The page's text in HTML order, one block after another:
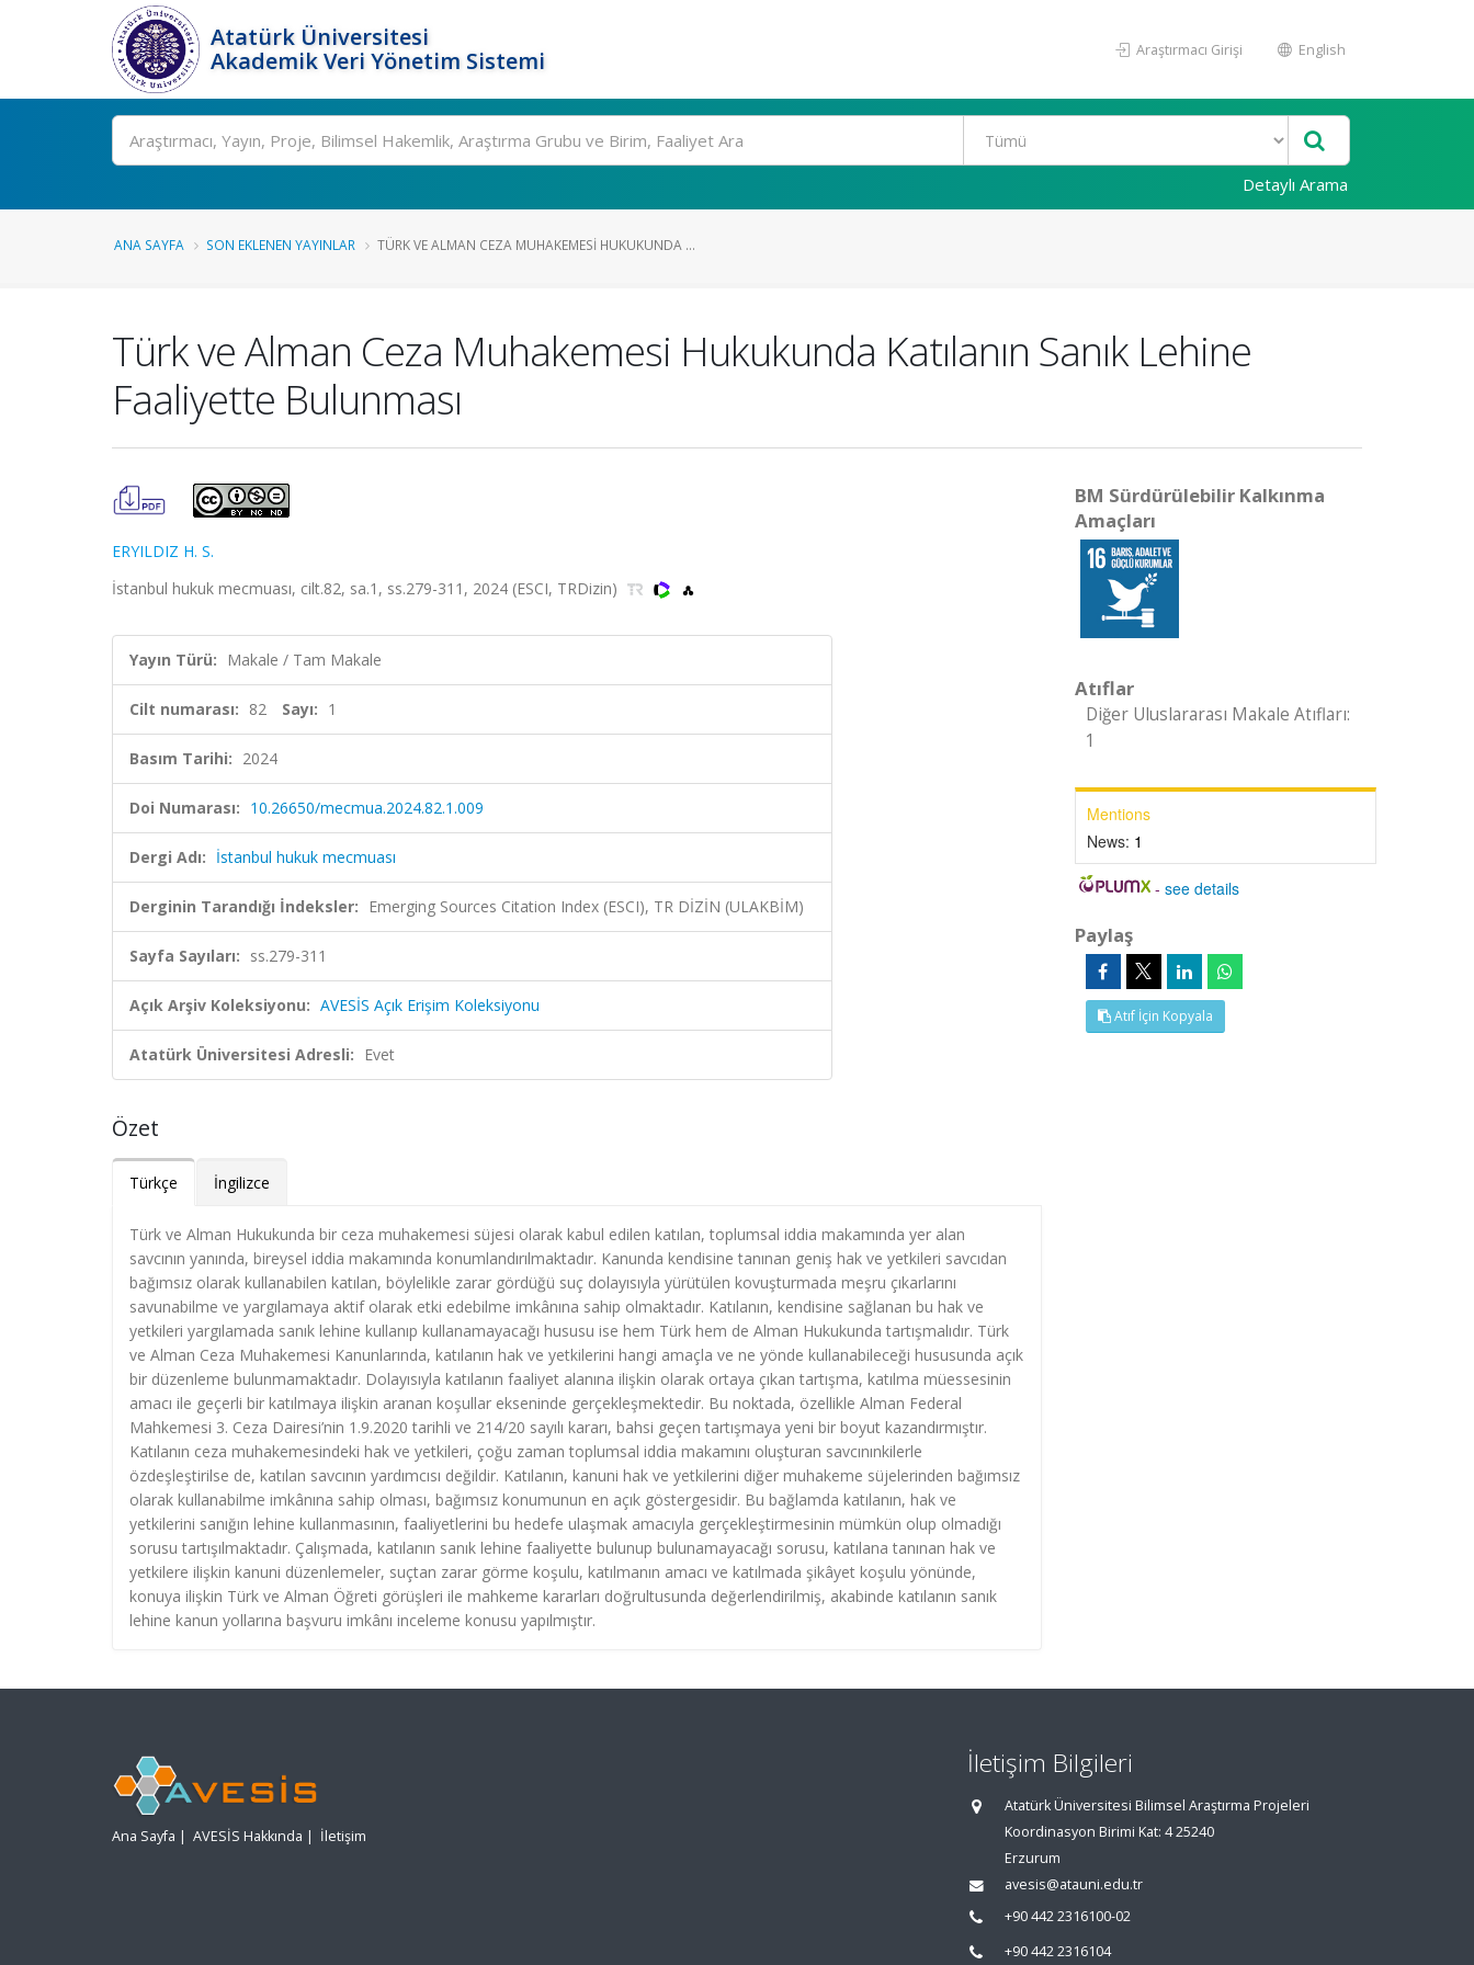
Atatürk Üniversitesi
Akademik Veri Yönetim Sistemi
Araştırmacı Girişi English
Ara
Detaylı Arama
ANA SAYFA SON EKLENEN YAYINLAR TÜRK VE ALMAN CEZA MUHAKEMESI HUKUKUNDA ...
Türk ve Alman Ceza Muhakemesi Hukukunda Katılanın Sanık Lehine
Faaliyette Bulunması
ERYILDIZ H. S.
İstanbul hukuk mecmuası, cilt.82, sa.1, ss.279-311, 2024 (ESCI, TRDizin)
Yayın Türü: Makale / Tam Makale
Cilt numarası: 82 Sayı: 1
Basım Tarihi: 2024
Doi Numarası: 10.26650/mecmua.2024.82.1.009
Dergi Adı: İstanbul hukuk mecmuası
Derginin Tarandığı İndeksler: Emerging Sources Citation Index (ESCI), TR DİZİN (ULAKBİM)
Sayfa Sayıları: ss.279-311
Açık Arşiv Koleksiyonu: AVESİS Açık Erişim Koleksiyonu
Atatürk Üniversitesi Adresli: Evet
Özet
Türkçe İngilizce
Türk ve Alman Hukukunda bir ceza muhakemesi süjesi olarak kabul edilen katılan, toplumsal iddia makamında yer alan
savcının yanında, bireysel iddia makamında konumlandırılmaktadır. Kanunda kendisine tanınan geniş hak ve yetkileri savcıdan
bağımsız olarak kullanabilen katılan, böylelikle zarar gördüğü suç dolayısıyla yürütülen kovuşturmada meşru çıkarlarını
savunabilme ve yargılamaya aktif olarak etki edebilme imkânına sahip olmaktadır. Katılanın, kendisine sağlanan bu hak ve
yetkileri yargılamada sanık lehine kullanıp kullanamayacağı hususu ise hem Türk hem de Alman Hukukunda tartışmalıdır. Türk
ve Alman Ceza Muhakemesi Kanunlarında, katılanın hak ve yetkilerini hangi amaçla ve ne yönde kullanabileceği hususunda açık
bir düzenleme bulunmamaktadır. Dolayısıyla katılanın faaliyet alanına ilişkin olarak ortaya çıkan tartışma, katılma müessesinin
amacı ile geçerli bir katılmaya ilişkin aranan koşullar ekseninde gerçekleşmektedir. Bu noktada, özellikle Alman Federal
Mahkemesi 3. Ceza Dairesi’nin 1.9.2020 tarihli ve 214/20 sayılı kararı, bahsi geçen tartışmaya yeni bir boyut kazandırmıştır.
Katılanın ceza muhakemesindeki hak ve yetkileri, çoğu zaman toplumsal iddia makamını oluşturan savcınınkilerle
özdeşleştirilse de, katılan savcının yardımcısı değildir. Katılanın, kanuni hak ve yetkilerini diğer muhakeme süjelerinden bağımsız
olarak kullanabilme imkânına sahip olması, bağımsız konumunun en açık göstergesidir. Bu bağlamda katılanın, hak ve
yetkilerini sanığın lehine kullanmasının, faaliyetlerini bu hedefe ulaşmak amacıyla gerçekleştirmesinin mümkün olup olmadığı
sorusu tartışılmaktadır. Çalışmada, katılanın sanık lehine faaliyette bulunup bulunamayacağı sorusu, katılana tanınan hak ve
yetkilere ilişkin kanuni düzenlemeler, suçtan zarar görme koşulu, katılmanın amacı ve katılmada şikâyet koşulu yönünde,
konuya ilişkin Türk ve Alman Öğreti görüşleri ile mahkeme kararları doğrultusunda değerlendirilmiş, akabinde katılanın sanık
lehine kanun yollarına başvuru imkânı inceleme konusu yapılmıştır.
BM Sürdürülebilir Kalkınma
Amaçları
Atıflar
Diğer Uluslararası Makale Atıfları:
1
Mentions
News: 1
-see details
Paylaş
Atıf İçin Kopyala
Ana Sayfa | AVESİS Hakkında | İletişim
İletişim Bilgileri
Atatürk Üniversitesi Bilimsel Araştırma Projeleri
Koordinasyon Birimi Kat: 4 25240
Erzurum
avesis@atauni.edu.tr
+90 442 2316100-02
+90 442 2316104